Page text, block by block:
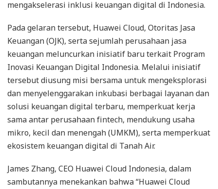
mengakselerasi inklusi keuangan digital di Indonesia.
Pada gelaran tersebut, Huawei Cloud, Otoritas Jasa
Keuangan (OJK), serta sejumlah perusahaan jasa
keuangan meluncurkan inisiatif baru terkait Program
Inovasi Keuangan Digital Indonesia. Melalui inisiatif
tersebut diusung misi bersama untuk mengeksplorasi
dan menyelenggarakan inkubasi berbagai layanan dan
solusi keuangan digital terbaru, memperkuat kerja
sama antar perusahaan fintech, mendukung usaha
mikro, kecil dan menengah (UMKM), serta memperkuat
ekosistem keuangan digital di Tanah Air.
James Zhang, CEO Huawei Cloud Indonesia, dalam
sambutannya menekankan bahwa “Huawei Cloud